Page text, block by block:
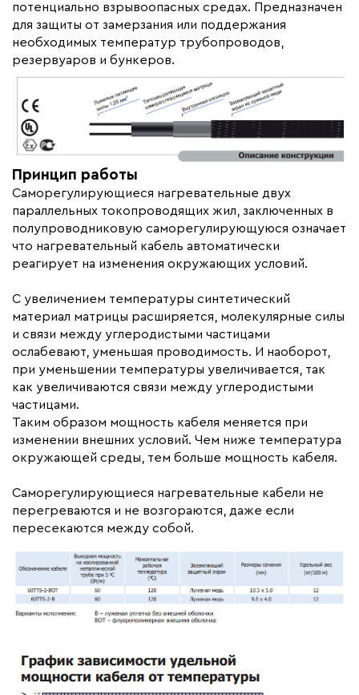
Толщина (мм)
Гарантия (год)
Срок службы(год)
Область применения Промышленный обогрев
Максимальная температура(C) +120
Коллекция Therm Trace Super
Бренд HTS
Минимальный радиус изгиба (мм)
потенциально взрывоопасных средах. Предназначен
для защиты от замерзания или поддержания
необходимых температур трубопроводов,
резервуаров и бункеров.
Принцип работы
Саморегулирующиеся нагревательные двух
параллельных токопроводящих жил, заключенных в
полупроводниковую саморегулирующуюся означает
что нагревательный кабель автоматически
реагирует на изменения окружающих условий.
С увеличением температуры синтетический
материал матрицы расширяется, молекулярные силы
и связи между углеродистыми частицами
ослабевают, уменьшая проводимость. И наоборот,
при уменьшении температуры увеличивается, так
как увеличиваются связи между углеродистыми
частицами.
Таким образом мощность кабеля меняется при
изменении внешних условий. Чем ниже температура
окружающей среды, тем больше мощность кабеля.
Саморегулирующиеся нагревательные кабели не
перегреваются и не возгораются, даже если
пересекаются между собой.